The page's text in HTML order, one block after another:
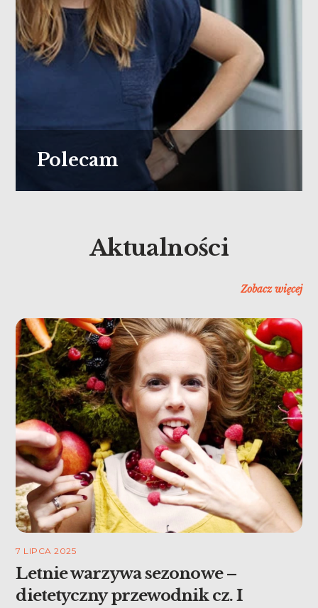
Polecam
Aktualności
Zobacz więcej
7 LIPCA 2025
Letnie warzywa sezonowe –
dietetyczny przewodnik cz. I